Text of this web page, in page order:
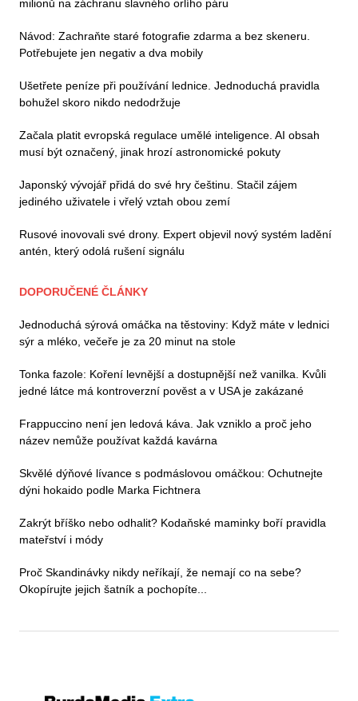
milionů na záchranu slavného orlího páru
Návod: Zachraňte staré fotografie zdarma a bez skeneru.
Potřebujete jen negativ a dva mobily
Ušetřete peníze při používání lednice. Jednoduchá pravidla
bohužel skoro nikdo nedodržuje
Začala platit evropská regulace umělé inteligence. AI obsah
musí být označený, jinak hrozí astronomické pokuty
Japonský vývojář přidá do své hry češtinu. Stačil zájem
jediného uživatele i vřelý vztah obou zemí
Rusové inovovali své drony. Expert objevil nový systém ladění
antén, který odolá rušení signálu
DOPORUČENÉ ČLÁNKY
Jednoduchá sýrová omáčka na těstoviny: Když máte v lednici
sýr a mléko, večeře je za 20 minut na stole
Tonka fazole: Koření levnější a dostupnější než vanilka. Kvůli
jedné látce má kontroverzní pověst a v USA je zakázané
Frappuccino není jen ledová káva. Jak vzniklo a proč jeho
název nemůže používat každá kavárna
Skvělé dýňové lívance s podmáslovou omáčkou: Ochutnejte
dýni hokaido podle Marka Fichtnera
Zakrýt bříško nebo odhalit? Kodaňské maminky boří pravidla
mateřství i módy
Proč Skandinávky nikdy neříkají, že nemají co na sebe?
Okopírujte jejich šatník a pochopíte...